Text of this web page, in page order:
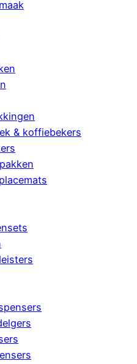
& koffiebekers